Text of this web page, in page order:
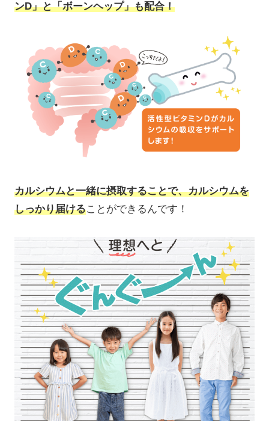
ンD」と「ボーンヘップ」も配合！
カルシウムと一緒に摂取することで、カルシウムを
しっかり届けることができるんです！